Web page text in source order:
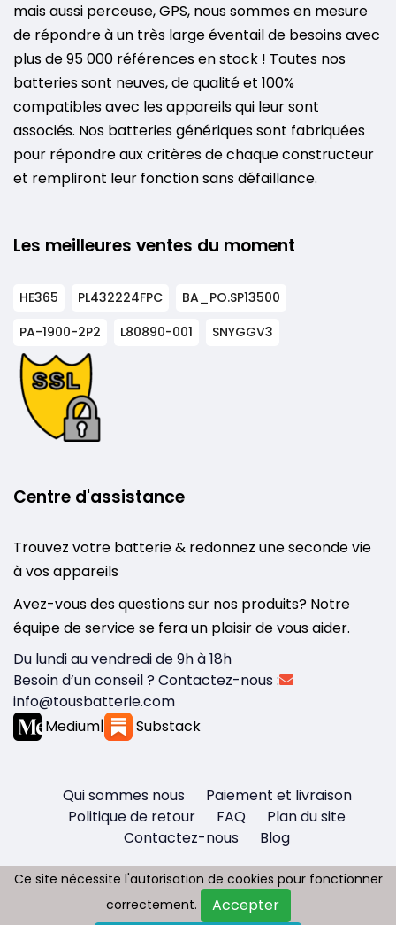
mais aussi perceuse, GPS, nous sommes en mesure
de répondre à un très large éventail de besoins avec
plus de 95 000 références en stock ! Toutes nos
batteries sont neuves, de qualité et 100%
compatibles avec les appareils qui leur sont
associés. Nos batteries génériques sont fabriquées
pour répondre aux critères de chaque constructeur
et rempliront leur fonction sans défaillance.
Les meilleures ventes du moment
HE365 PL432224FPC
BA_PO.SP13500
PA-1900-2P2
L80890-001 SNYGGV3
Centre d'assistance
Trouvez votre batterie & redonnez une seconde vie
à vos appareils
Avez-vous des questions sur nos produits? Notre
équipe de service se fera un plaisir de vous aider.
Du lundi au vendredi de 9h à 18h
Besoin d’un conseil ? Contactez-nous :
info@tousbatterie.com
Medium| Substack
Qui sommes nous
Paiement et livraison
Politique de retour
FAQ
Plan du site
Contactez-nous
Blog
Copyright © 2026 - Tous droit réservés
Ce site nécessite l'autorisation de cookies pour fonctionner
correctement.
Accepter
Ce site nécessite l'autorisation de cookies pour fonctionner
correctement.
Accepter